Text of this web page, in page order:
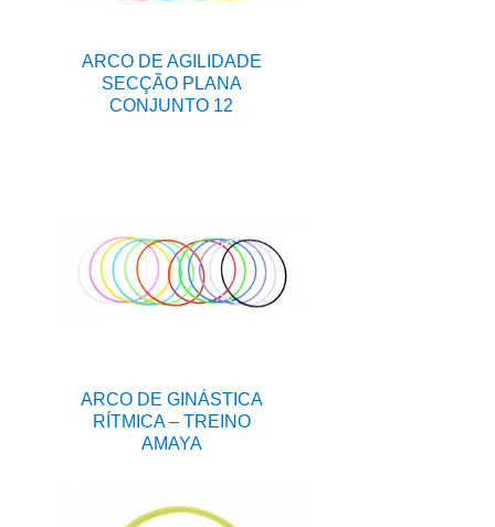
ARCO DE AGILIDADE
SECÇÃO PLANA
CONJUNTO 12
ARCO DE GINÁSTICA
RÍTMICA – TREINO
AMAYA